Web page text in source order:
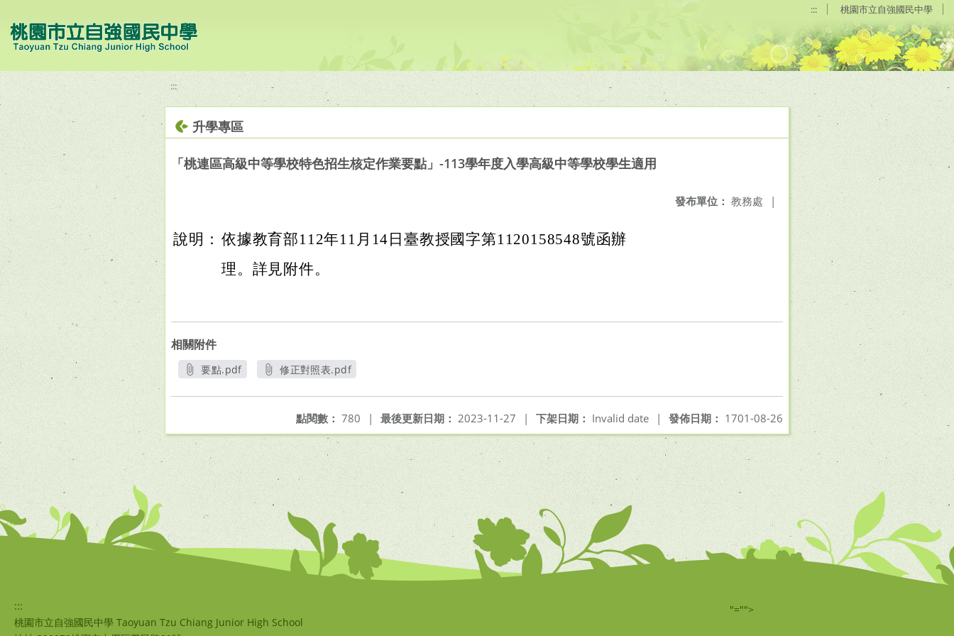
::: 桃園市立自強國民中學
:::
升學專區
「桃連區高級中等學校特色招生核定作業要點」-113學年度入學高級中等學校學生適用
發布單位： 教務處 |
說明： 依據教育部112年11月14日臺教授國字第1120158548號函辦
理。詳見附件。
相關附件
要點.pdf
修正對照表.pdf
發佈日期： 1701-08-26
下架日期： Invalid date |
最後更新日期： 2023-11-27 |
點閱數： 780 |
:::
桃園市立自強國民中學 Taoyuan Tzu Chiang Junior High School
"="">